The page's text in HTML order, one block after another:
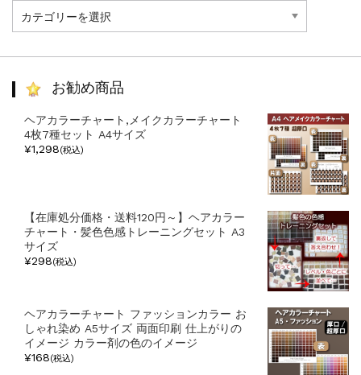
事
カ
お勧め商品
ヘアカラーチャート,メイクカラーチャート
4枚7種セット A4サイズ
¥1,298(税込)
【在庫処分価格・送料120円～】ヘアカラー
チャート・髪色色感トレーニングセット A3
サイズ
¥298(税込)
ヘアカラーチャート ファッションカラー お
しゃれ染め A5サイズ 両面印刷 仕上がりの
イメージ カラー剤の色のイメージ
¥168(税込)